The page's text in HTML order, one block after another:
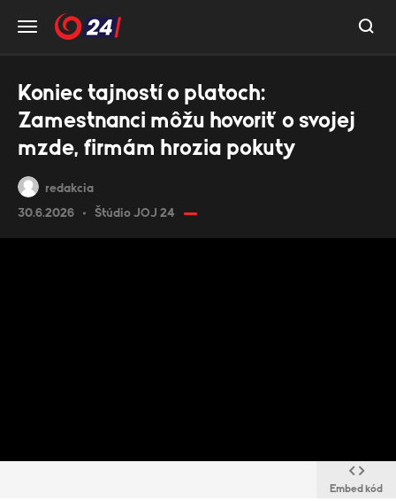
redakcia
30.6.2026
Štúdio JOJ 24
Koniec tajností o platoch:
Zamestnanci môžu hovoriť o svojej
mzde, firmám hrozia pokuty
Embed kód